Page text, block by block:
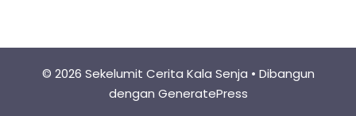
© 2026 Sekelumit Cerita Kala Senja • Dibangun
dengan GeneratePress